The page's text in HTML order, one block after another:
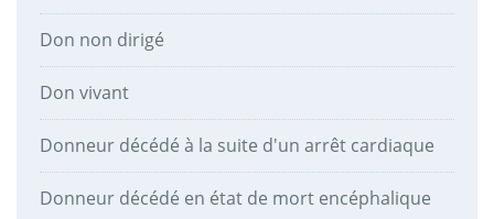
Don non dirigé
Don vivant
Donneur décédé à la suite d'un arrêt cardiaque
Donneur décédé en état de mort encéphalique